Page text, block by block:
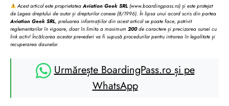
Acest articol este proprietateaAviation Geek SRL (www.boardingpass.ro) și este protejat
de Legea dreptului de autor și drepturilor conexe (8/1996). În lipsa unui acord scris din partea
Aviation Geek SRL, preluarea informațiilor din acest articol se poate face, potrivit
reglementarilor în vigoare, doar în limita a maximum 200de caractere și precizarea sursei cu
link activ! Încălcarea acestor prevederi va fi supusă procedurilor pentru intrarea în legalitate și
recuperarea daunelor.
Urmărește BoardingPass.ro și pe
WhatsApp